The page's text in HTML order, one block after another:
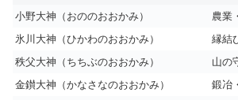
小野大神（おののおおかみ）
農業
氷川大神（ひかわのおおかみ）
縁結
秩父大神（ちちぶのおおかみ）
山の
金鑚大神（かなさなのおおかみ）
鍛冶